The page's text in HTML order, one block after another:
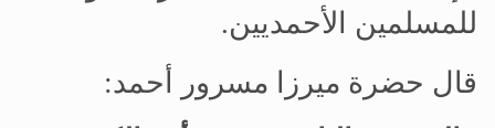
للمسلمين الأحمديين.
قال حضرة ميرزا مسرور أحمد: